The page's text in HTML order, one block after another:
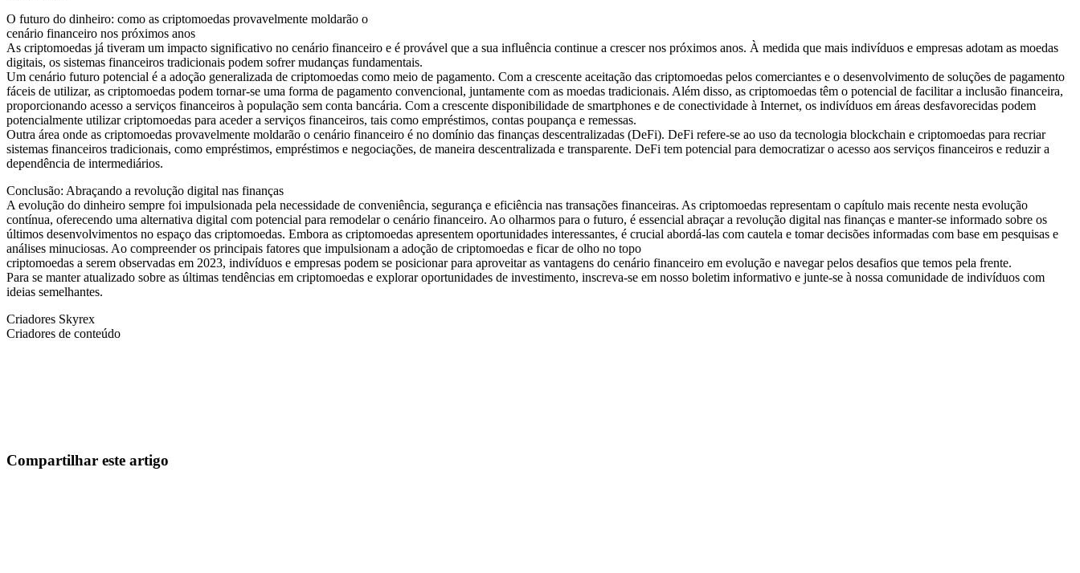
O futuro do dinheiro: como as criptomoedas provavelmente moldarão o
cenário financeiro nos próximos anos
As criptomoedas já tiveram um impacto significativo no cenário financeiro e é provável que a sua influência continue a crescer nos próximos anos. À medida que mais indivíduos e empresas adotam as moedas
digitais, os sistemas financeiros tradicionais podem sofrer mudanças fundamentais.
Um cenário futuro potencial é a adoção generalizada de criptomoedas como meio de pagamento. Com a crescente aceitação das criptomoedas pelos comerciantes e o desenvolvimento de soluções de pagamento
fáceis de utilizar, as criptomoedas podem tornar-se uma forma de pagamento convencional, juntamente com as moedas tradicionais. Além disso, as criptomoedas têm o potencial de facilitar a inclusão financeira,
proporcionando acesso a serviços financeiros à população sem conta bancária. Com a crescente disponibilidade de smartphones e de conectividade à Internet, os indivíduos em áreas desfavorecidas podem
potencialmente utilizar criptomoedas para aceder a serviços financeiros, tais como empréstimos, contas poupança e remessas.
Outra área onde as criptomoedas provavelmente moldarão o cenário financeiro é no domínio das finanças descentralizadas (DeFi). DeFi refere-se ao uso da tecnologia blockchain e criptomoedas para recriar
sistemas financeiros tradicionais, como empréstimos, empréstimos e negociações, de maneira descentralizada e transparente. DeFi tem potencial para democratizar o acesso aos serviços financeiros e reduzir a
dependência de intermediários.
Conclusão: Abraçando a revolução digital nas finanças
A evolução do dinheiro sempre foi impulsionada pela necessidade de conveniência, segurança e eficiência nas transações financeiras. As criptomoedas representam o capítulo mais recente nesta evolução
contínua, oferecendo uma alternativa digital com potencial para remodelar o cenário financeiro. Ao olharmos para o futuro, é essencial abraçar a revolução digital nas finanças e manter-se informado sobre os
últimos desenvolvimentos no espaço das criptomoedas. Embora as criptomoedas apresentem oportunidades interessantes, é crucial abordá-las com cautela e tomar decisões informadas com base em pesquisas e
análises minuciosas. Ao compreender os principais fatores que impulsionam a adoção de criptomoedas e ficar de olho no topo
criptomoedas a serem observadas em 2023, indivíduos e empresas podem se posicionar para aproveitar as vantagens do cenário financeiro em evolução e navegar pelos desafios que temos pela frente.
Para se manter atualizado sobre as últimas tendências em criptomoedas e explorar oportunidades de investimento, inscreva-se em nosso boletim informativo e junte-se à nossa comunidade de indivíduos com
ideias semelhantes.
Criadores Skyrex
Criadores de conteúdo
Compartilhar este artigo